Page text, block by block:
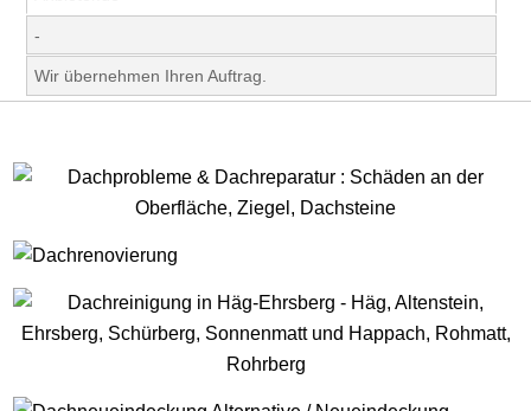
-
Wir übernehmen Ihren Auftrag.